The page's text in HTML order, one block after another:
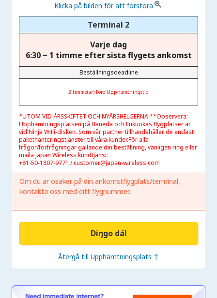
Klicka på bilden för att förstora
Terminal 2
Varje dag
6:30~ 1 timme efter sista flygets ankomst
Beställningsdeadline
2 timme(ar) Före Upphämtningstid
*UTOM VID ÅRSSKIFTET OCH NYÅRSHELGERNA **Observera:
Upphämtningsplatsen på Haneda och Fukuokas flygplatser är
vid Ninja WiFi-disken. Som vår partner tillhandahåller de endast
pakethanteringstjänster till våra kunder.För alla
frågor/förfrågningar gällande din beställning, vänligen ring eller
maila Japan Wireless kundtjänst:
+81-50-1807-9771 / customer@japan-wireless.com
Om du är osäker på din ankomstflygplats/terminal,
kontakta oss med ditt flygnummer.
Diŋgo dál
Återgå till Upphämtningsplats ↑